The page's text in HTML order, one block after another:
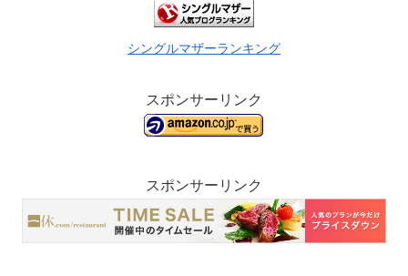
シングルマザーランキング
スポンサーリンク
スポンサーリンク